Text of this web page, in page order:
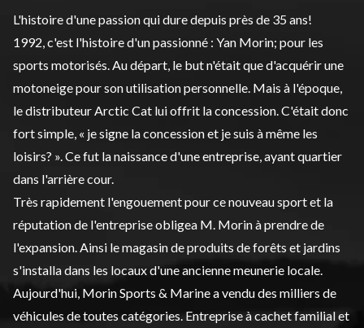
L'histoire d'une passion qui dure depuis près de 35 ans!
1992, c'est l'histoire d'un passionné : Yan Morin; pour les
sports motorisés. Au départ, le but n'était que d'acquérir une
motoneige pour son utilisation personnelle. Mais à l'époque,
le distributeur Arctic Cat lui offrit la concession. C'était donc
fort simple, « je signe la concession et je suis à même les
loisirs? ». Ce fut la naissance d'une entreprise, ayant quartier
dans l'arrière cour.
Très rapidement l'engouement pour ce nouveau sport et la
réputation de l'entreprise obligea M. Morin à prendre de
l'expansion. Ainsi le magasin de produits de forêts et jardins
s'installa dans les locaux d'une ancienne meunerie locale.
Aujourd'hui, Morin Sports & Marine a vendu des milliers de
véhicules de toutes catégories. Entreprise à cachet familial et